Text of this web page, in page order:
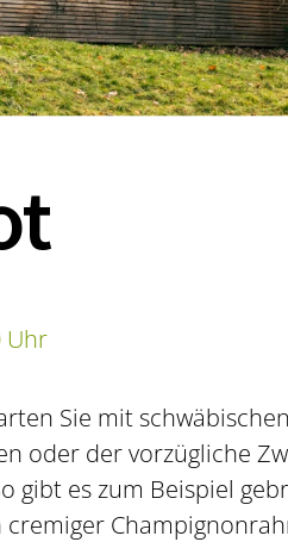
Uhr
Sie mit
oder der vorzügliche
gibt es zum Beispiel